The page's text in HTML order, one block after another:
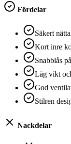
Fördelar
Säkert
Kort inre
Snabblås
Låg vikt
God
Stilren
Nackdelar